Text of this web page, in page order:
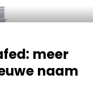
meer
naam